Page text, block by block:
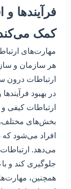
فرآیندها
کمک
مهارت‌های
هر سازمان و
ارتباطات
در بهبود
ارتباطات کیفی
بخش‌های مختلف،
افراد می‌شود که
می‌دهد.
جلوگیری کند و
همچنین،